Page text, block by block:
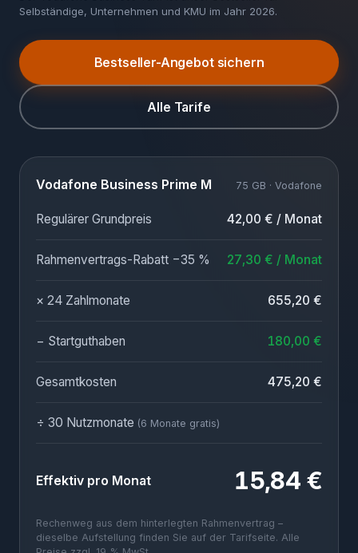
Selbständige, Unternehmen und KMU im Jahr 2026.
Bestseller-Angebot sichern
Alle Tarife
Vodafone Business Prime M 75 GB · Vodafone
Regulärer Grundpreis 42,00 € / Monat
Rahmenvertrags-Rabatt −35 % 27,30 € / Monat
× 24 Zahlmonate 655,20 €
− Startguthaben 180,00 €
Gesamtkosten 475,20 €
÷ 30 Nutzmonate (6 Monate gratis)
Effektiv pro Monat 15,84 €
Rechenweg aus dem hinterlegten Rahmenvertrag –
dieselbe Aufstellung finden Sie auf der Tarifseite. Alle